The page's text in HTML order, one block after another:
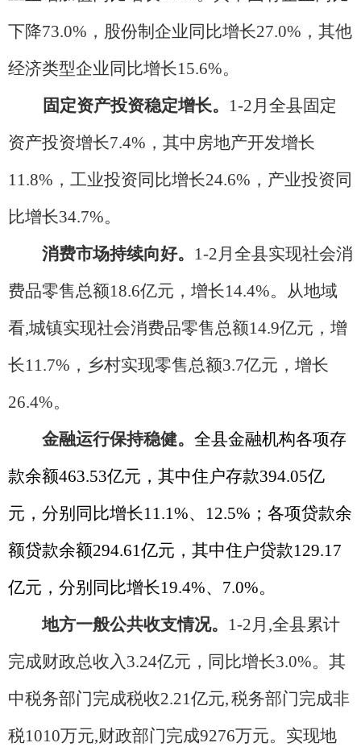
下降73.0%，股份制企业同比增长27.0%，其他
经济类型企业同比增长15.6%。
固定资产投资稳定增长。 1-2月全县固定
资产投资增长7.4%，其中房地产开发增长
11.8%，工业投资同比增长24.6%，产业投资同
比增长34.7%。
消费市场持续向好。 1-2月全县实现社会消
费品零售总额18.6亿元，增长14.4%。从地域
看,城镇实现社会消费品零售总额14.9亿元，增
长11.7%，乡村实现零售总额3.7亿元，增长
26.4%。
金融运行保持稳健。 全县金融机构各项存
款余额463.53亿元，其中住户存款394.05亿
元，分别同比增长11.1%、12.5%；各项贷款余
额贷款余额294.61亿元，其中住户贷款129.17
亿元，分别同比增长19.4%、7.0%。
地方一般公共收支情况。 1-2月,全县累计
完成财政总收入3.24亿元，同比增长3.0%。其
中税务部门完成税收2.21亿元,税务部门完成非
税1010万元,财政部门完成9276万元。实现地